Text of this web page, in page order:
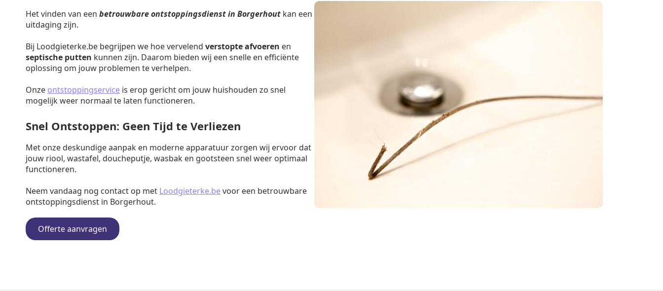
Het vinden van een betrouwbare ontstoppingsdienst in Borgerhout kan een
uitdaging zijn.
Bij Loodgieterke.be begrijpen we hoe vervelend verstopte afvoeren en
septische putten kunnen zijn. Daarom bieden wij een snelle en efficiënte
oplossing om jouw problemen te verhelpen.
Onze ontstoppingservice is erop gericht om jouw huishouden zo snel
mogelijk weer normaal te laten functioneren.
Snel Ontstoppen: Geen Tijd te Verliezen
Met onze deskundige aanpak en moderne apparatuur zorgen wij ervoor dat
jouw riool, wastafel, doucheputje, wasbak en gootsteen snel weer optimaal
functioneren.
Neem vandaag nog contact op met Loodgieterke.bevoor een betrouwbare
ontstoppingsdienst in Borgerhout.
Offerte aanvragen